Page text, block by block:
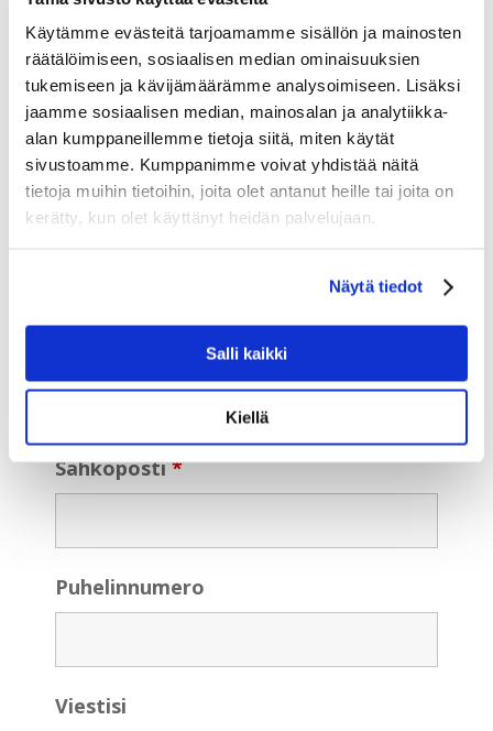
Käytämme evästeitä tarjoamamme sisällön ja mainosten
räätälöimiseen, sosiaalisen median ominaisuuksien
tukemiseen ja kävijämäärämme analysoimiseen. Lisäksi
jaamme sosiaalisen median, mainosalan ja analytiikka-
alan kumppaneillemme tietoja siitä, miten käytät
sivustoamme. Kumppanimme voivat yhdistää näitä
tietoja muihin tietoihin, joita olet antanut heille tai joita on
kerätty, kun olet käyttänyt heidän palvelujaan.
Näytä tiedot
Salli kaikki
Kiellä
*) merkityt kentät ovat pakollisia.
SGN Group Oy: valitse osasto
Haluan että minuun otetaan yhteyttä
Puhelimitse
Ei tarvetta yhteydenottoon
Sähköposti*
Puhelinnumero
Viestisi